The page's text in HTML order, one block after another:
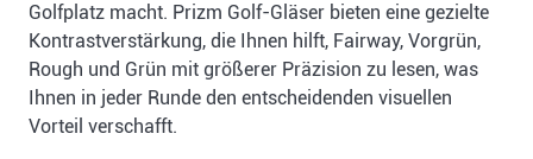
Golfplatz macht. Prizm Golf-Gläser bieten eine gezielte
Kontrastverstärkung, die Ihnen hilft, Fairway, Vorgrün,
Rough und Grün mit größerer Präzision zu lesen, was
Ihnen in jeder Runde den entscheidenden visuellen
Vorteil verschafft.